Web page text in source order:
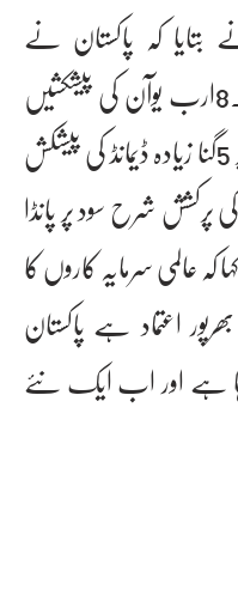
کہ پاکستان نے
1.75ارب یوآن کے بانڈز پر 8.8ارب یوآن کی پیشکشیں
موصول کیں، پاکستان کو پانڈا بانڈ پر 5گنا زیادہ ڈیمانڈ کی پیشکش
کو صرف 2.5فیصد کی پرکشش شرح سود پر پانڈا
عالمی سرمایہ کاروں کا
اعتماد ہے پاکستان
ہے اور اب ایک نئے